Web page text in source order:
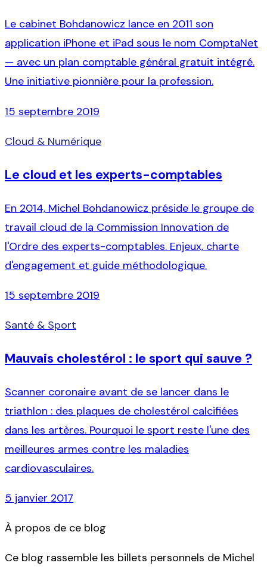
Le cabinet Bohdanowicz lance en 2011 son
application iPhone et iPad sous le nom ComptaNet
— avec un plan comptable général gratuit intégré.
Une initiative pionnière pour la profession.
15 septembre 2019
Cloud & Numérique
Le cloud et les experts-comptables
En 2014, Michel Bohdanowicz préside le groupe de
travail cloud de la Commission Innovation de
l'Ordre des experts-comptables. Enjeux, charte
d'engagement et guide méthodologique.
15 septembre 2019
Santé & Sport
Mauvais cholestérol : le sport qui sauve ?
Scanner coronaire avant de se lancer dans le
triathlon : des plaques de cholestérol calcifiées
dans les artères. Pourquoi le sport reste l'une des
meilleures armes contre les maladies
cardiovasculaires.
5 janvier 2017
À propos de ce blog
Ce blog rassemble les billets personnels de Michel